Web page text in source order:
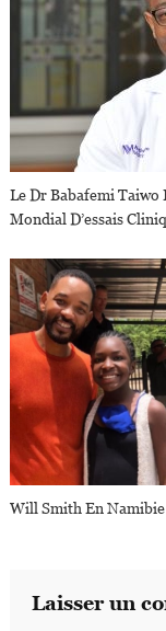
Le Dr Babafemi Taiwo
Mondial D’essais
Will Smith En
Laisser un